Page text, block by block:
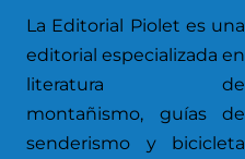
La Editorial Piolet es una
editorial especializada en
literatura de
montañismo, guías de
senderismo y bicicleta